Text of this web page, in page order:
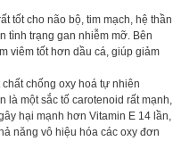
tốt cho não bộ, tim mạch, hệ thần
tình trạng gan nhiễm mỡ. Bên
viêm tốt hơn dầu cá, giúp giảm
chống oxy hoá tự nhiên
là một sắc tố carotenoid rất mạnh,
hại mạnh hơn Vitamin E 14 lần,
năng vô hiệu hóa các oxy đơn